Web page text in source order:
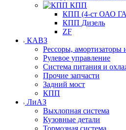
КПП
КПП (4-ст ОАО
КПП Дизель
ZF
КАВЗ
Рессоры, амортизаторы
Рулевое управление
Система питания и
Прочие запчасти
Задний мост
КПП
ЛиАЗ
Выхлопная система
Кузовные детали
Тормозная система